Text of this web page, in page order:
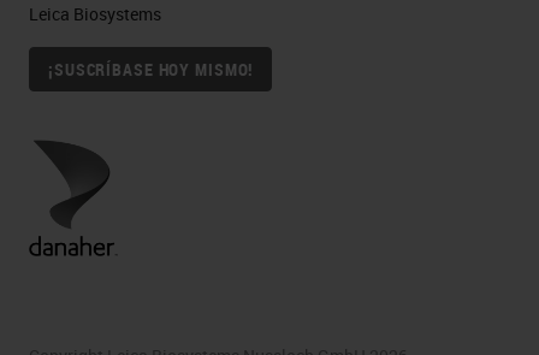
Leica Biosystems
¡SUSCRÍBASE HOY MISMO!